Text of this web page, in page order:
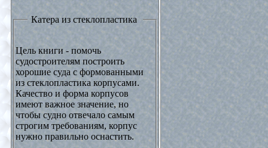
Катера из стеклопластика
Цель книги - помочь
судостроителям построить
хорошие суда с формованными
из стеклопластика корпусами.
Качество и форма корпусов
имеют важное значение, но
чтобы судно отвечало самым
строгим требованиям, корпус
нужно правильно оснастить.